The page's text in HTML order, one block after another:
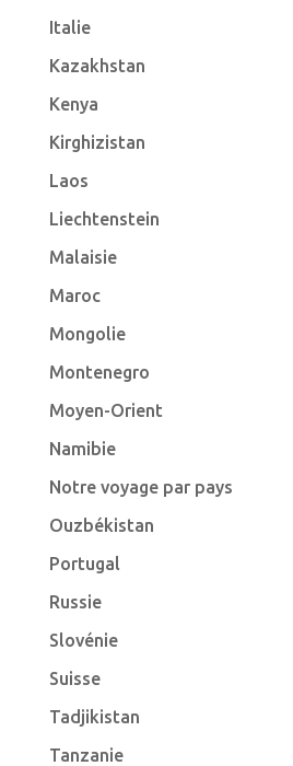
Italie
Kazakhstan
Kenya
Kirghizistan
Laos
Liechtenstein
Malaisie
Maroc
Mongolie
Montenegro
Moyen-Orient
Namibie
Notre voyage par pays
Ouzbékistan
Portugal
Russie
Slovénie
Suisse
Tadjikistan
Tanzanie